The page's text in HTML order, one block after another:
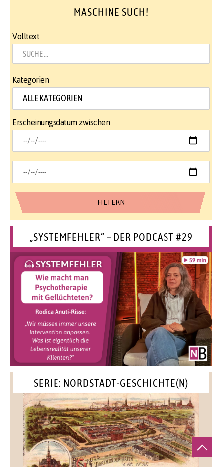
MASCHINE SUCH!
Volltext
Kategorien
Erscheinungsdatum zwischen
„SYSTEMFEHLER“ – DER PODCAST #29
SERIE: NORDSTADT-GESCHICHTE(N)